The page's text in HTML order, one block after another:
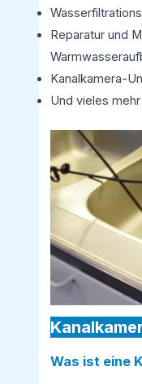
Reparatur und
Kanalkamera-
Und vieles mehr
Was ist eine